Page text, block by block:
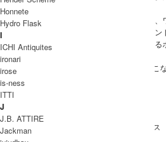
からの季節にぴったりな素材感。
ドロップショルダーでゆとりあるシルエット、
すっきりとした丈感の絶妙なバランスもポイン
スカートやキュロットなど、ボリュームのある
タックインもおすすめです。
前後どちらでも着用可能な2WAY仕様で、着こ
Veritecoeur(ヴェリテクール) 2way ブラウス
COODINATE
Honnete
Hydro Flask
I
ICHI Antiquites
ironari
irose
is-ness
ITTI
J
J.B. ATTIRE
Jackman